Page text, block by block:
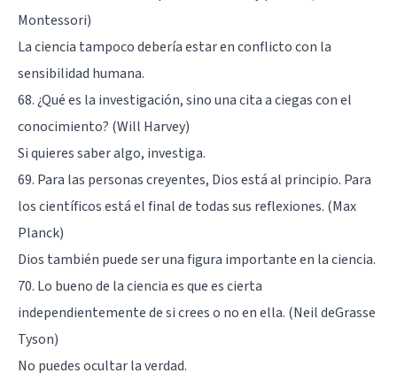
Montessori)
La ciencia tampoco debería estar en conflicto con la
sensibilidad humana.
68. ¿Qué es la investigación, sino una cita a ciegas con el
conocimiento? (Will Harvey)
Si quieres saber algo, investiga.
69. Para las personas creyentes, Dios está al principio. Para
los científicos está el final de todas sus reflexiones. (Max
Planck)
Dios también puede ser una figura importante en la ciencia.
70. Lo bueno de la ciencia es que es cierta
independientemente de si crees o no en ella. (Neil deGrasse
Tyson)
No puedes ocultar la verdad.